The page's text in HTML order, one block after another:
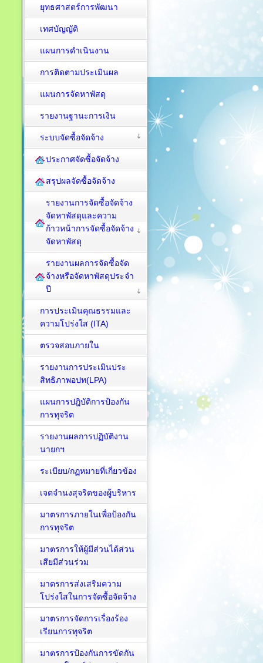
ยุทธศาสตร์การพัฒนา
เทศบัญญัติ
แผนการดำเนินงาน
การติดตามประเมินผล
แผนการจัดหาพัสดุ
รายงานฐานะการเงิน
ระบบจัดซื้อจัดจ้าง
ประกาศจัดซื้อจัดจ้าง
สรุปผลจัดซื้อจัดจ้าง
รายงานการจัดซื้อจัดจ้าง
จัดหาพัสดุและความ
ก้าวหน้าการจัดซื้อจัดจ้าง
จัดหาพัสดุ
รายงานผลการจัดซื้อจัด
จ้างหรือจัดหาพัสดุประจำ
ปี
การประเมินคุณธรรมและ
ความโปร่งใส (ITA)
ตรวจสอบภายใน
รายงานการประเมินประ
สิทธิภาพอปท(LPA)
แผนการปฎิบัติการป้องกัน
การทุจริต
รายงานผลการปฏิบัติงาน
นายกฯ
ระเบียบ/กฏหมายที่เกี่ยวข้อง
เจตจำนงสุจริตของผู้บริหาร
มาตรการภายในเพื่อป้องกัน
การทุจริต​
มาตรการให้ผู้มีส่วนได้ส่วน
เสียมีส่วนร่วม
มาตรการส่งเสริมความ
โปร่งใสในการจัดซื้อจัดจ้าง
มาตรการจัดการเรื่องร้อง
เรียนการทุจริต
มาตรการป้องกันการขัดกัน